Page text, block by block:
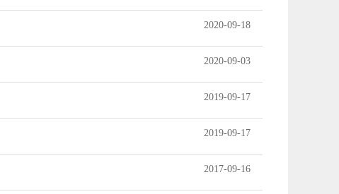
2020-09-18
2020-09-03
2019-09-17
2019-09-17
2017-09-16